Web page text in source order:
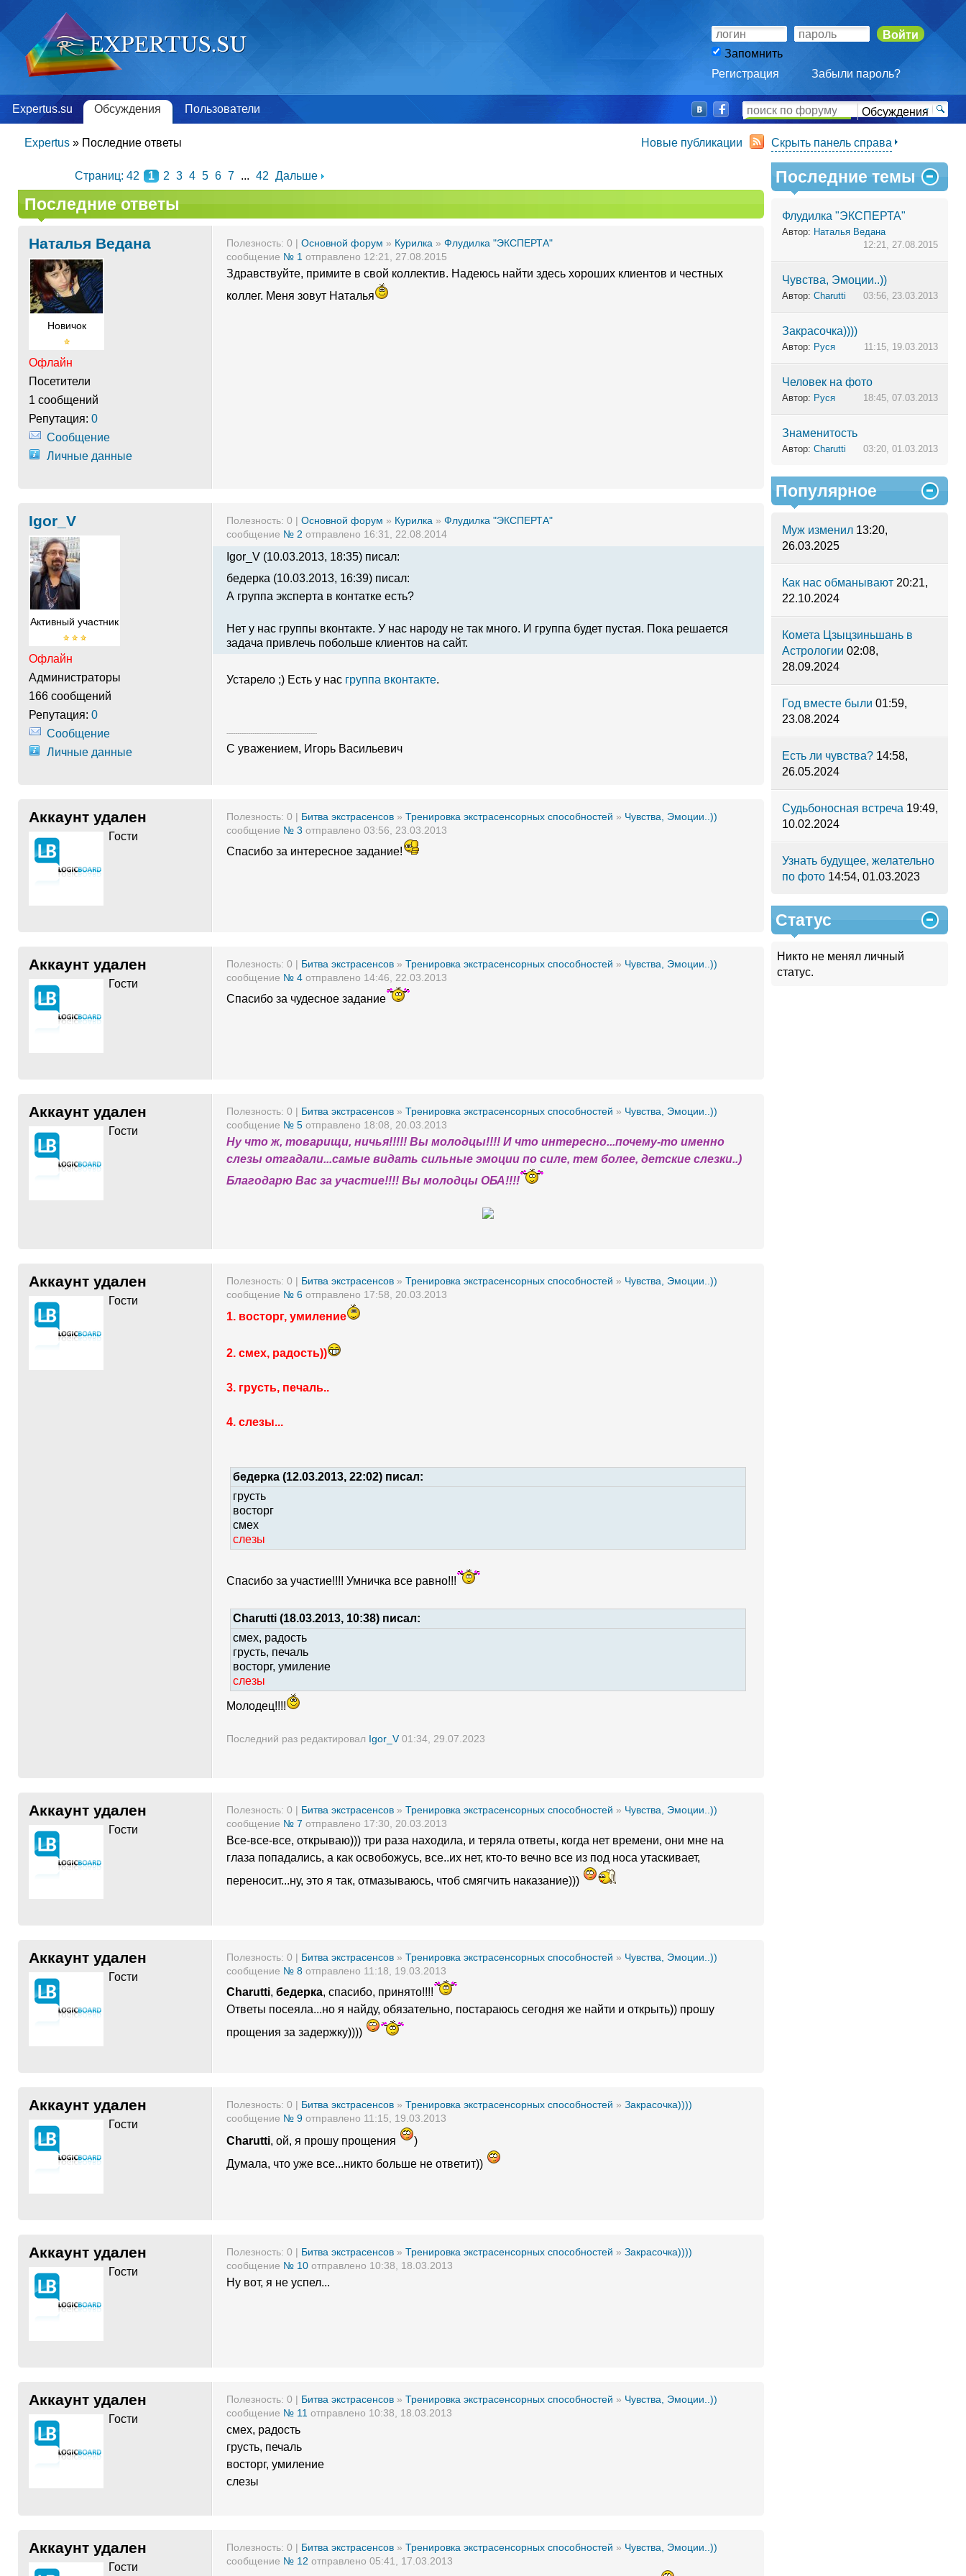
Expertus.su Обсуждения Пользователи
Войти
Запомнить
Регистрация
Забыли пароль?
Обсуждения
Expertus » Последние ответы Новые публикации Скрыть панель справа
Страниц: 42 1 2 3 4 5 6 7 ... 42 Дальше
Последние ответы
Наталья Ведана
Новичок
Офлайн
Посетители
1 сообщений
Репутация: 0
Сообщение
Личные данные
Полезность: 0 Основной форум » Курилка » Флудилка "ЭКСПЕРТА"
сообщение № 1 отправлено 12:21, 27.08.2015
Здравствуйте, примите в свой коллектив. Надеюсь найти здесь хороших клиентов и честных
коллег. Меня зовут Наталья
Igor_V
Активный участник
Офлайн
Администраторы
166 сообщений
Репутация: 0
Сообщение
Личные данные
Полезность: 0 Основной форум » Курилка » Флудилка "ЭКСПЕРТА"
сообщение № 2 отправлено 16:31, 22.08.2014
Igor_V (10.03.2013, 18:35) писал:
бедерка (10.03.2013, 16:39) писал:
А группа эксперта в контатке есть?
Нет у нас группы вконтакте. У нас народу не так много. И группа будет пустая. Пока решается
задача привлечь побольше клиентов на сайт.
Устарело ;) Есть у нас группа вконтакте.
------------------------------------------
С уважением, Игорь Васильевич
Аккаунт удален
Гости
Полезность: 0 Битва экстрасенсов » Тренировка экстрасенсорных способностей » Чувства, Эмоции..))
сообщение № 3 отправлено 03:56, 23.03.2013
Спасибо за интересное задание!
Аккаунт удален
Гости
Полезность: 0 Битва экстрасенсов » Тренировка экстрасенсорных способностей » Чувства, Эмоции..))
сообщение № 4 отправлено 14:46, 22.03.2013
Спасибо за чудесное задание
Аккаунт удален
Гости
Полезность: 0 Битва экстрасенсов » Тренировка экстрасенсорных способностей » Чувства, Эмоции..))
сообщение № 5 отправлено 18:08, 20.03.2013
Ну что ж, товарищи, ничья!!!!! Вы молодцы!!!! И что интересно...почему-то именно
слезы отгадали...самые видать сильные эмоции по силе, тем более, детские слезки..)
Благодарю Вас за участие!!!! Вы молодцы ОБА!!!!
Аккаунт удален
Гости
Полезность: 0 Битва экстрасенсов » Тренировка экстрасенсорных способностей » Чувства, Эмоции..))
сообщение № 6 отправлено 17:58, 20.03.2013
1. восторг, умиление
2. смех, радость))
3. грусть, печаль..
4. слезы...
бедерка (12.03.2013, 22:02) писал:
грусть
восторг
смех
слезы
Спасибо за участие!!!! Умничка все равно!!!
Charutti (18.03.2013, 10:38) писал:
смех, радость
грусть, печаль
восторг, умиление
слезы
Молодец!!!!
Последний раз редактировал Igor_V01:34, 29.07.2023
Аккаунт удален
Гости
Полезность: 0 Битва экстрасенсов » Тренировка экстрасенсорных способностей » Чувства, Эмоции..))
сообщение № 7 отправлено 17:30, 20.03.2013
Все-все-все, открываю))) три раза находила, и теряла ответы, когда нет времени, они мне на
глаза попадались, а как освобожусь, все..их нет, кто-то вечно все из под носа утаскивает,
переносит...ну, это я так, отмазываюсь, чтоб смягчить наказание)))
Аккаунт удален
Гости
Полезность: 0 Битва экстрасенсов » Тренировка экстрасенсорных способностей » Чувства, Эмоции..))
сообщение № 8 отправлено 11:18, 19.03.2013
Charutti, бедерка, спасибо, принято!!!!
Ответы посеяла...но я найду, обязательно, постараюсь сегодня же найти и открыть)) прошу
прощения за задержку))))
Аккаунт удален
Гости
Полезность: 0 Битва экстрасенсов » Тренировка экстрасенсорных способностей » Закрасочка))))
сообщение № 9 отправлено 11:15, 19.03.2013
Charutti, ой, я прошу прощения
)
Думала, что уже все...никто больше не ответит))
Аккаунт удален
Гости
Полезность: 0 Битва экстрасенсов » Тренировка экстрасенсорных способностей » Закрасочка))))
сообщение № 10 отправлено 10:38, 18.03.2013
Ну вот, я не успел...
Аккаунт удален
Гости
Полезность: 0 Битва экстрасенсов » Тренировка экстрасенсорных способностей » Чувства, Эмоции..))
сообщение № 11 отправлено 10:38, 18.03.2013
смех, радость
грусть, печаль
восторг, умиление
слезы
Аккаунт удален
Гости
Полезность: 0 Битва экстрасенсов » Тренировка экстрасенсорных способностей » Чувства, Эмоции..))
сообщение № 12 отправлено 05:41, 17.03.2013
Последние темы
Флудилка "ЭКСПЕРТА"
Автор: Наталья Ведана
12:21, 27.08.2015
Чувства, Эмоции..))
Автор: Charutti 03:56, 23.03.2013
Закрасочка))))
Автор: Руся 11:15, 19.03.2013
Человек на фото
Автор: Руся 18:45, 07.03.2013
Знаменитость
Автор: Charutti 03:20, 01.03.2013
Популярное
Муж изменил 13:20,
26.03.2025
Как нас обманывают 20:21,
22.10.2024
Комета Цзыцзиньшань в
Астрологии 02:08,
28.09.2024
Год вместе были 01:59,
23.08.2024
Есть ли чувства? 14:58,
26.05.2024
Cудьбоносная встреча 19:49,
10.02.2024
Узнать будущее, желательно
по фото 14:54, 01.03.2023
Статус
Никто не менял личный
статус.